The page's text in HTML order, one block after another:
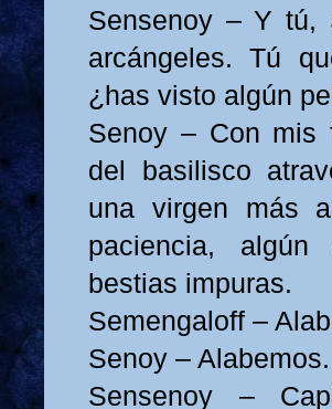
Sensenoy – Y tú,
arcángeles. Tú
¿has visto algún
Senoy – Con mis
del basilisco
una virgen más
paciencia,
bestias impuras.
Semengaloff –
Senoy – Alabemos.
Sensenoy –